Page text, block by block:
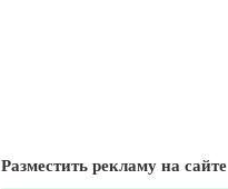
Разместить рекламу на сайте